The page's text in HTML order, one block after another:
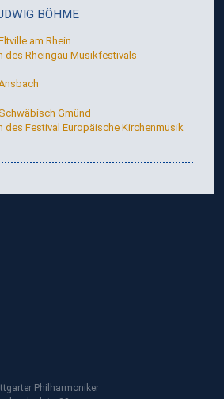
BÖHME
am Rhein
des Rheingau Musikfestivals
Gmünd
des Festival Europäische Kirchenmusik
Philharmoniker